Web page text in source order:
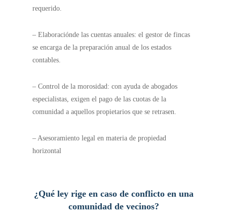
requerido.
– Elaboraciónde las cuentas anuales: el gestor de fincas
se encarga de la preparación anual de los estados
contables.
– Control de la morosidad: con ayuda de abogados
especialistas, exigen el pago de las cuotas de la
comunidad a aquellos propietarios que se retrasen.
– Asesoramiento legal en materia de propiedad
horizontal
¿Qué ley rige en caso de conflicto en una
comunidad de vecinos?